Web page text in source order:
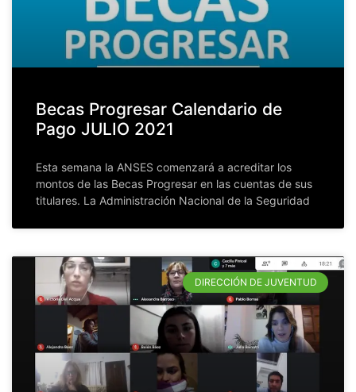
Becas Progresar Calendario de
Pago JULIO 2021
Esta semana la ANSES comenzará a acreditar los
montos de las Becas Progresar en las cuentas de sus
titulares. La Administración Nacional de la Seguridad
DIRECCIÓN DE JUVENTUD